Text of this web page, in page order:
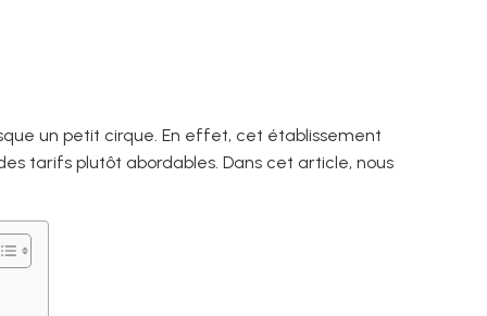
un petit cirque. En effet, cet établissement
tarifs plutôt abordables. Dans cet article, nous